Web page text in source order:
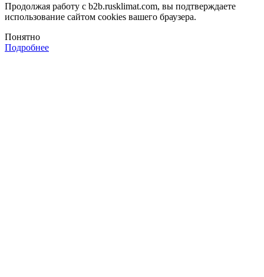
Продолжая работу с b2b.rusklimat.com, вы подтверждаете
использование сайтом cookies вашего браузера.
Понятно
Подробнее